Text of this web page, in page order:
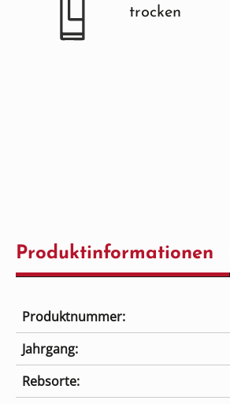
trocken
Produktinformationen
Produktnummer:
Rebsorte:
Jahrgang: